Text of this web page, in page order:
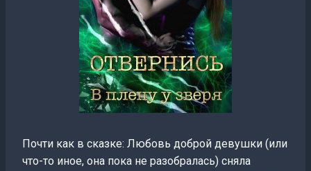
Почти как в сказке: Любовь доброй девушки (или
что-то иное, она пока не разобралась) сняла